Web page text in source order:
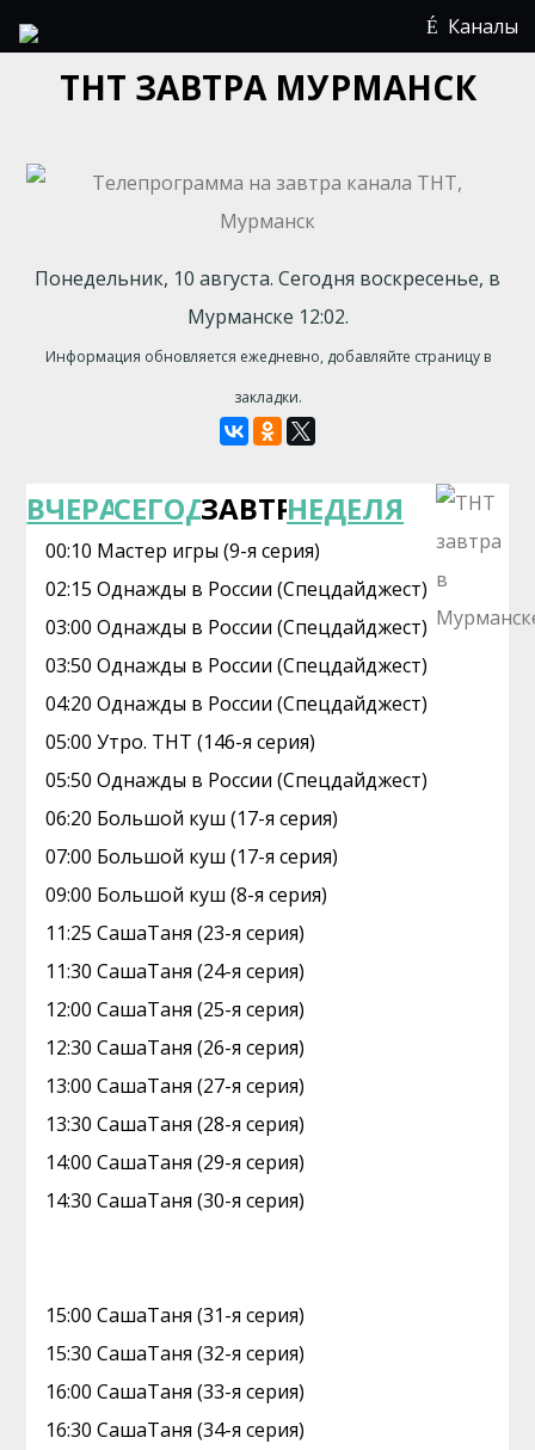
Каналы
ТНТ ЗАВТРА МУРМАНСК
Понедельник, 10 августа. Сегодня воскресенье, в
Мурманске 12:02.
Информация обновляется ежедневно, добавляйте страницу в
закладки.
ВЧЕРАСЕГОДНЯЗАВТРАНЕДЕЛЯ
00:10 Мастер игры (9-я серия)
02:15 Однажды в России (Спецдайджест)
03:00 Однажды в России (Спецдайджест)
03:50 Однажды в России (Спецдайджест)
04:20 Однажды в России (Спецдайджест)
05:00 Утро. ТНТ (146-я серия)
05:50 Однажды в России (Спецдайджест)
06:20 Большой куш (17-я серия)
07:00 Большой куш (17-я серия)
09:00 Большой куш (8-я серия)
11:25 СашаТаня (23-я серия)
11:30 СашаТаня (24-я серия)
12:00 СашаТаня (25-я серия)
12:30 СашаТаня (26-я серия)
13:00 СашаТаня (27-я серия)
13:30 СашаТаня (28-я серия)
14:00 СашаТаня (29-я серия)
14:30 СашаТаня (30-я серия)
15:00 СашаТаня (31-я серия)
15:30 СашаТаня (32-я серия)
16:00 СашаТаня (33-я серия)
16:30 СашаТаня (34-я серия)